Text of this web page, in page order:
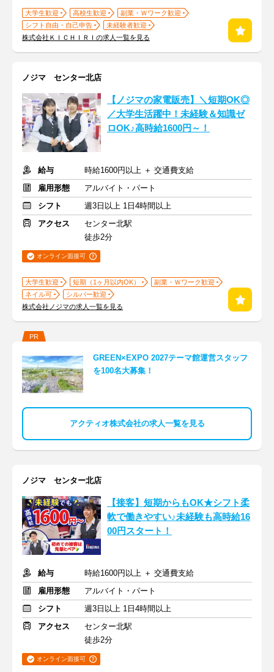
大学生歓迎 高校生歓迎
副業・Ｗワーク歓迎
シフト自由・自己申告
未経験者歓迎
株式会社ＫＩＣＨＩＲＩの求人一覧を見る
ノジマ センター北店
【ノジマの家電販売】＼短期OK◎
／大学生活躍中！未経験＆知識ゼ
ロOK♪高時給1600円～！
給与
時給1600円以上 ＋ 交通費支給
雇用形態
アルバイト・パート
シフト
週3日以上 1日4時間以上
アクセス
センター北駅
徒歩2分
オンライン面接可
大学生歓迎 短期（1ヶ月以内OK）
副業・Ｗワーク歓迎
ネイル可
シルバー歓迎
株式会社ノジマの求人一覧を見る
PR
GREEN×EXPO 2027テーマ館運営スタッフ
を100名大募集！
アクティオ株式会社の求人一覧を見る
ノジマ センター北店
【接客】短期からもOK★シフト柔
軟で働きやすい♪未経験も高時給16
00円スタート！
給与
時給1600円以上 ＋ 交通費支給
雇用形態
アルバイト・パート
シフト
週3日以上 1日4時間以上
アクセス
センター北駅
徒歩2分
オンライン面接可